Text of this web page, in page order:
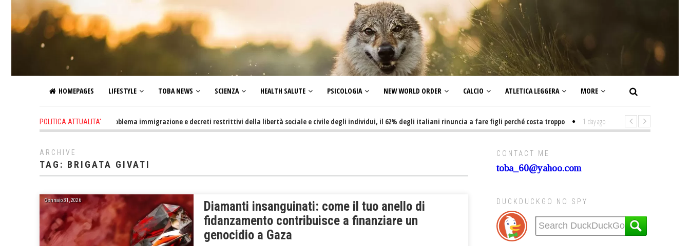
HOMEPAGES LIFESTYLE TOBA NEWS SCIENZA HEALTH SALUTE PSICOLOGIA NEW WORLD ORDER CALCIO ATLETICA LEGGERA MORE
POLITICA ATTUALITA'
-5 min. ago - Altro che problema immigrazione e decreti restrittivi della libertà sociale e civile degli individui, il 62% degli italiani rinuncia a fare figli perché costa troppo 1 day ago - Non mi interesso di politica
ARCHIVE
TAG: BRIGATA GIVATI
Gennaio 31, 2026
Diamanti insanguinati: come il tuo anello di
fidanzamento contribuisce a finanziare un
genocidio a Gaza
CONTACT ME
toba_60@yahoo.com
DUCKDUCKGO NO SPY